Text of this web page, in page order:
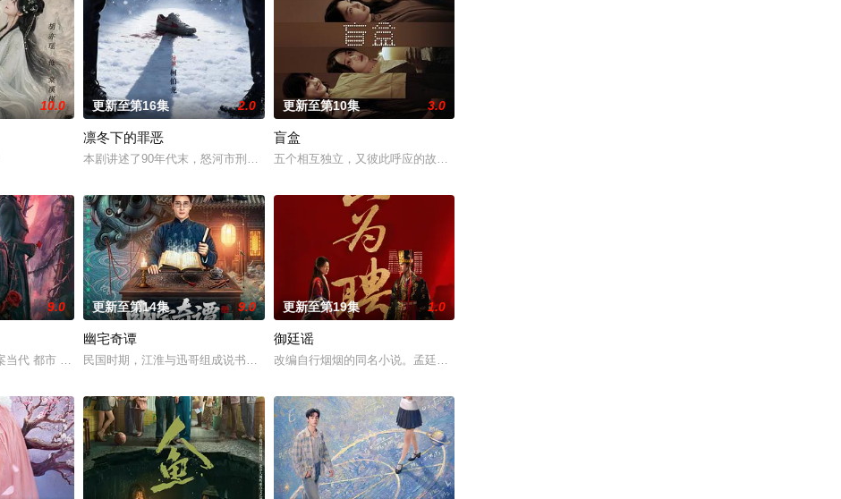
，惨遭满门流放，楚父以死鸣冤。楚家大小姐楚梓鸢带着滔天恨意，在屠刀落地的瞬间，灵魂跨越千年，附身到了与
10.0 更新至第16集 2.0
凛冬下的罪恶
本剧讲述了90年代末，怒河市刑侦支队在无普及监控、无DNA鉴定技术的支持下，通过摸排、勘查等传统刑侦手段，接连破获数起重案要案的艰难
更新至第10集 3.0
盲盒
五个相互独立，又彼此呼应的故事——用一场精心策划的“夏令营”完成复仇的受害者；临终前与遗憾和解的“无
9.0
当代 都市 海南越酷文化传媒有限公司
更新至第14集 9.0
幽宅奇谭
民国时期，江淮与迅哥组成说书班子，偶遇“白天人住屋，晚上鬼占房”的阴阳宅，江淮被掳走配“阴婚”。他与女探长穆英搭档，侦破阎王娶亲、五鬼
更新至第19集 1.0
御廷谣
改编自行烟烟的同名小说。孟廷辉，大平王朝有史以来个以女子进士科三元及第入翰林院的奇女子。十年前